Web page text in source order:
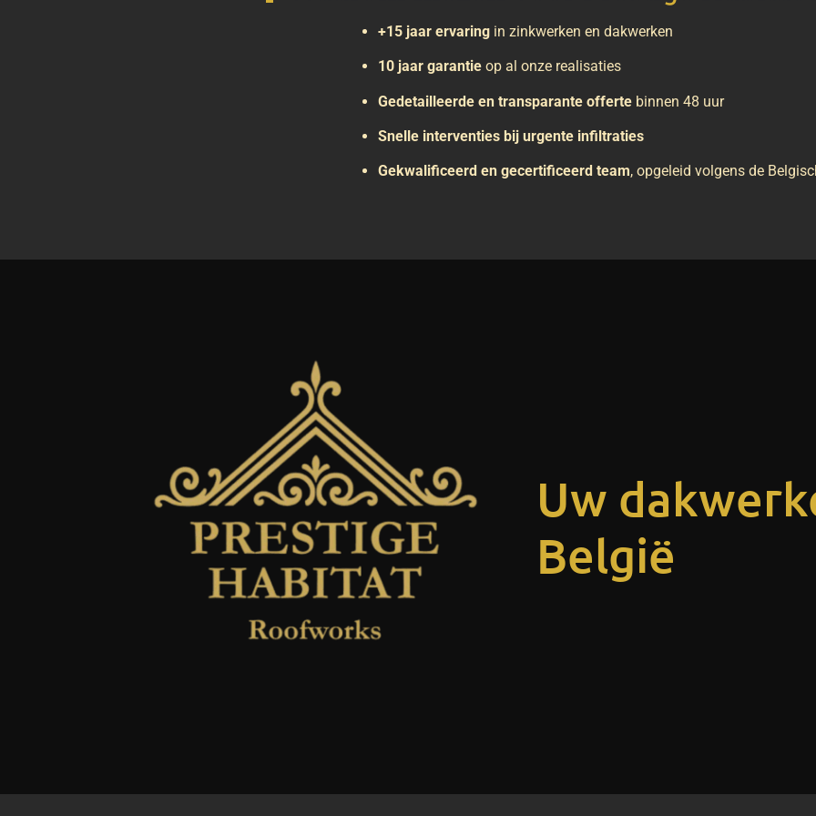
+15 jaar ervaring in zinkwerken en dakwerken
10 jaar garantie op al onze realisaties
Gedetailleerde en transparante offerte binnen 48 uur
Snelle interventies bij urgente infiltraties
Gekwalificeerd en gecertificeerd team, opgeleid volgens de
Uw
België